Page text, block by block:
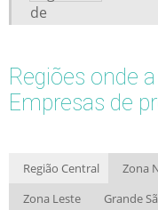
Regiões onde
Empresas de
Região Central Zona
Zona Leste
Grande